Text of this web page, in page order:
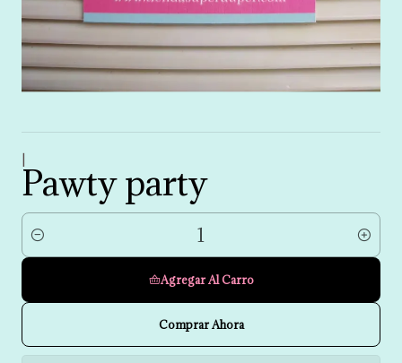
Pawty party
Cantidad
Agregar Al Carro
Comprar Ahora